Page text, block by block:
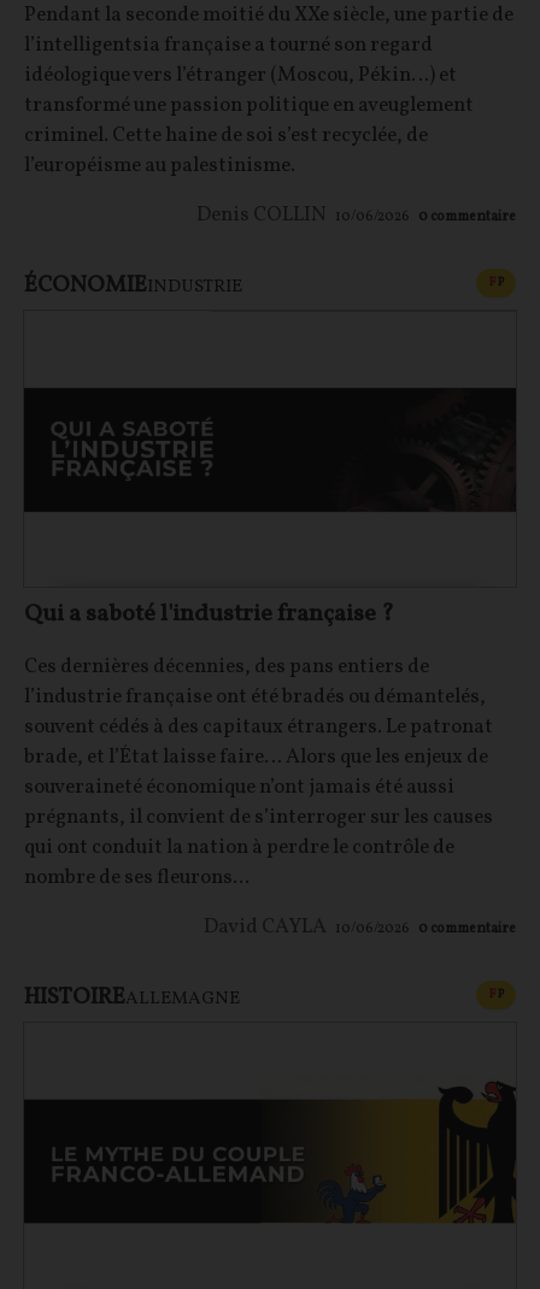
Pendant la seconde moitié du XXe siècle, une partie de
l’intelligentsia française a tourné son regard
idéologique vers l’étranger (Moscou, Pékin…) et
transformé une passion politique en aveuglement
criminel. Cette haine de soi s’est recyclée, de
l’européisme au palestinisme.
Denis COLLIN 10/06/2026 0 commentaire
ÉCONOMIEINDUSTRIE FP
Qui a saboté l'industrie française ?
Ces dernières décennies, des pans entiers de
l’industrie française ont été bradés ou démantelés,
souvent cédés à des capitaux étrangers. Le patronat
brade, et l’État laisse faire… Alors que les enjeux de
souveraineté économique n’ont jamais été aussi
prégnants, il convient de s’interroger sur les causes
qui ont conduit la nation à perdre le contrôle de
nombre de ses fleurons...
David CAYLA 10/06/2026 0 commentaire
HISTOIREALLEMAGNE FP